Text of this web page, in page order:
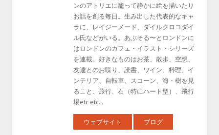
ンのアトリエに籠って静かに絵を描いたり
お話を創る毎日。生み出した代表的なキャ
ラに、レイジーメード、ダイルクロコダイ
ル氏などがいる。あぶそる〜とロンドンに
はロンドンのカフェ・イラスト・シリーズ
を連載。好きなものはお茶、散歩、空想、
友達とのお喋り、読書、ワイン、料理、イ
ンテリア、自転車、スコーン、海・樹を見
ること、旅行、石（特にハート型）、飛行
場etc etc...
ウェブサイト ブログ